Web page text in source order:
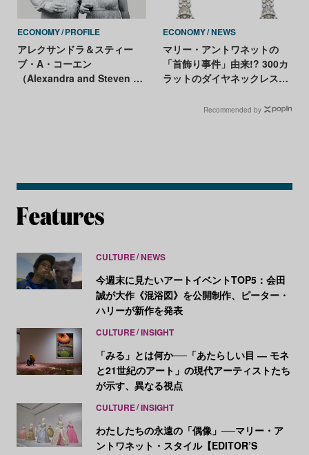
ECONOMY PROFILE
アレクサンドラ＆スティー
ブ・A・コーエン
（Alexandra and Steven A.
ECONOMY NEWS
マリー・アントワネットの
「首飾り事件」由来!? 300カ
ラットのダイヤネックレスが
Recommended by
CULTURE NEWS
今週末に見たいアートイベントTOP5：会田
誠が大作《混浴図》を公開制作、ピーター・
ハリーが新作を発表
CULTURE INSIGHT
「みる」とは何か──「あたらしい目 ― モネ
と21世紀のアート」の現代アーティストたち
が示す、異なる視点
CULTURE INSIGHT
わたしたちの永遠の「偶像」──マリー・ア
ントワネット・スタイル【EDITOR’S